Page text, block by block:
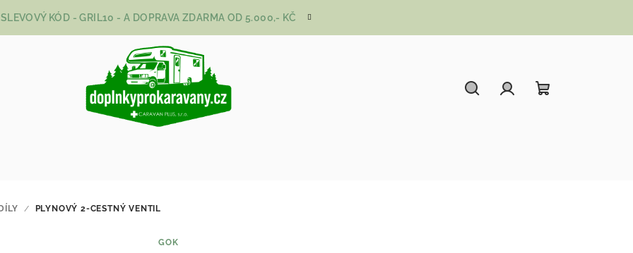
SLEVOVÝ KÓD - GRIL10 - A DOPRAVA ZDARMA OD 5.000,- KČ
/ PLYNOVÝ 2-CESTNÝ VENTIL
GOK